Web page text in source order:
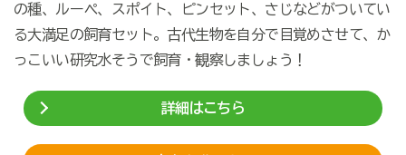
の種、ルーペ、スポイト、ピンセット、さじなどがついてい
る大満足の飼育セット。古代生物を自分で目覚めさせて、か
っこいい研究水そうで飼育・観察しましょう！
詳細はこちら